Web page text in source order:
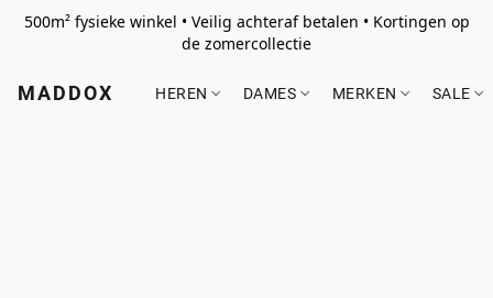
500m² fysieke winkel • Veilig achteraf betalen • Kortingen op
de zomercollectie
MADDOX HEREN DAMES MERKEN SALE